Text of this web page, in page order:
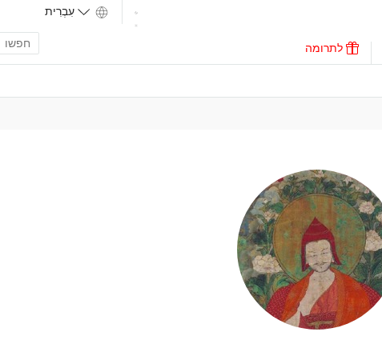
לתרומה
Enter
search
term